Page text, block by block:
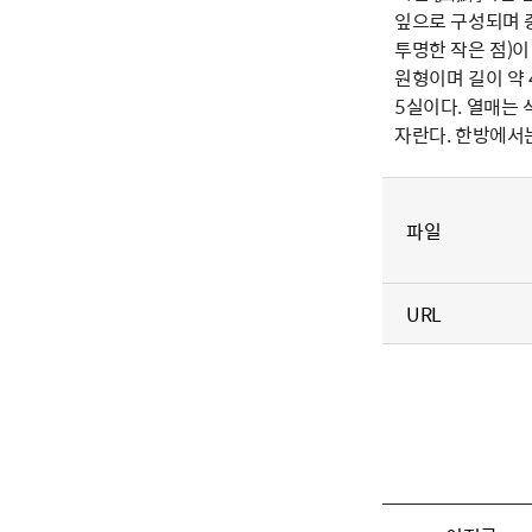
잎으로 구성되며
투명한 작은 점)
원형이며 길이
5실이다. 열매는
자란다. 한방에서
파일
URL